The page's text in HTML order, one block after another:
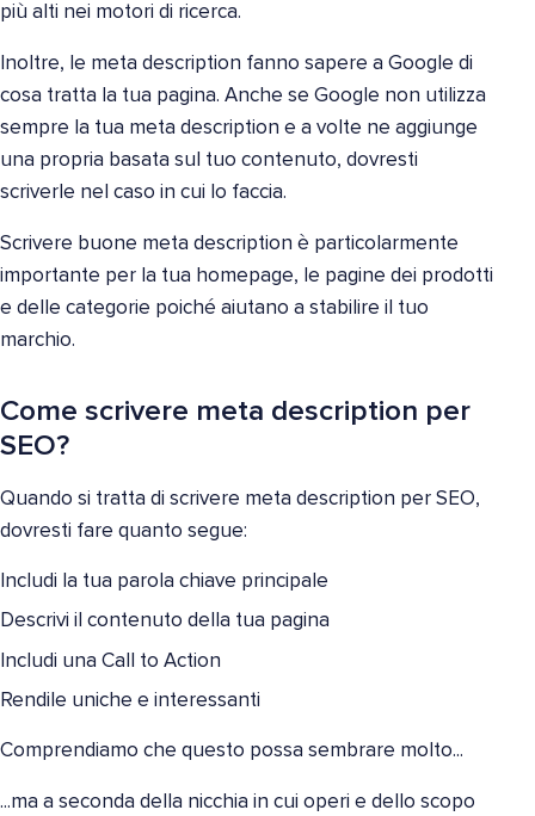
più alti nei motori di ricerca.
Inoltre, le meta description fanno sapere a Google di
cosa tratta la tua pagina. Anche se Google non utilizza
sempre la tua meta description e a volte ne aggiunge
una propria basata sul tuo contenuto, dovresti
scriverle nel caso in cui lo faccia.
Scrivere buone meta description è particolarmente
importante per la tua homepage, le pagine dei prodotti
e delle categorie poiché aiutano a stabilire il tuo
marchio.
Come scrivere meta description per
SEO?
Quando si tratta di scrivere meta description per SEO,
dovresti fare quanto segue:
Includi la tua parola chiave principale
Descrivi il contenuto della tua pagina
Includi una Call to Action
Rendile uniche e interessanti
Comprendiamo che questo possa sembrare molto...
...ma a seconda della nicchia in cui operi e dello scopo